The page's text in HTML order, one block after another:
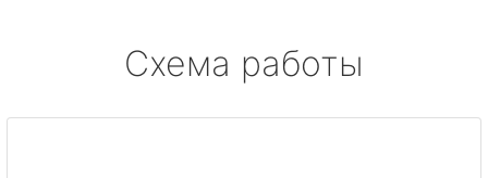
Схема работы